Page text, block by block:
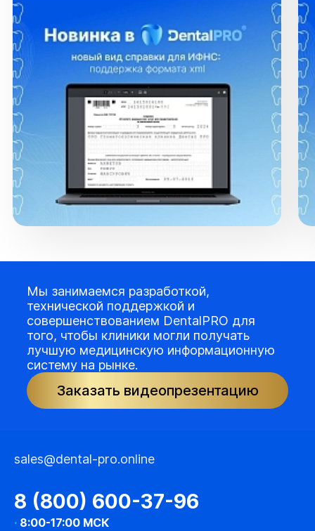
Мы занимаемся разработкой,
технической поддержкой и
совершенствованием DentalPRO для
того, чтобы клиники могли получать
лучшую медицинскую информационную
систему на рынке.
Заказать видеопрезентацию
sales@dental-pro.online
8 (800) 600-37-96
· 8:00-17:00 МСК